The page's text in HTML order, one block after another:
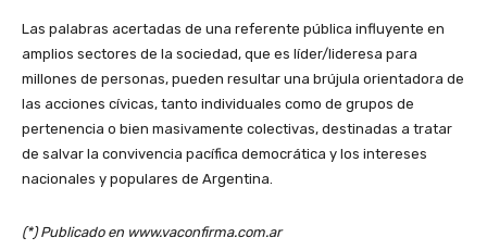
Las palabras acertadas de una referente pública influyente en
amplios sectores de la sociedad, que es líder/lideresa para
millones de personas, pueden resultar una brújula orientadora de
las acciones cívicas, tanto individuales como de grupos de
pertenencia o bien masivamente colectivas, destinadas a tratar
de salvar la convivencia pacífica democrática y los intereses
nacionales y populares de Argentina.
(*) Publicado en www.vaconfirma.com.ar